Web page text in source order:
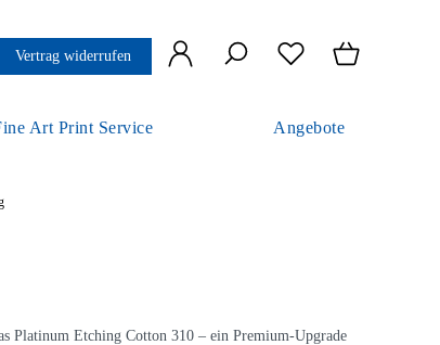
Vertrag widerrufen
Art Print Service Angebote
Platinum Etching Cotton 310 – ein Premium-Upgrade